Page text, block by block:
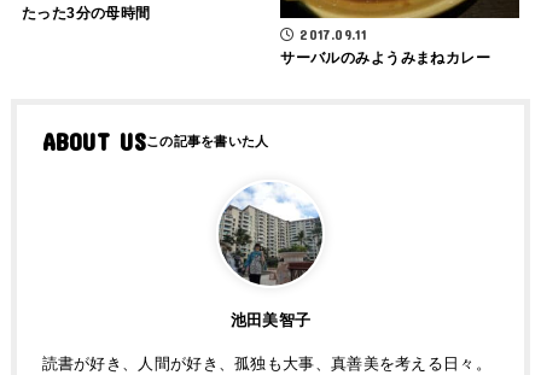
たった3分の母時間
2017.09.11
サーバルのみようみまねカレー
ABOUT US
池田美智子
読書が好き、人間が好き、孤独も大事、真善美を考える日々。